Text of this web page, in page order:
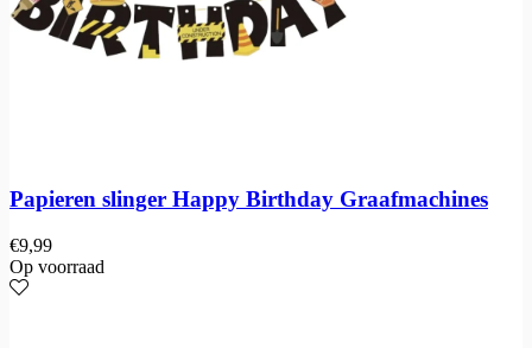
Papieren slinger Happy Birthday Graafmachines
€9,99
Op voorraad